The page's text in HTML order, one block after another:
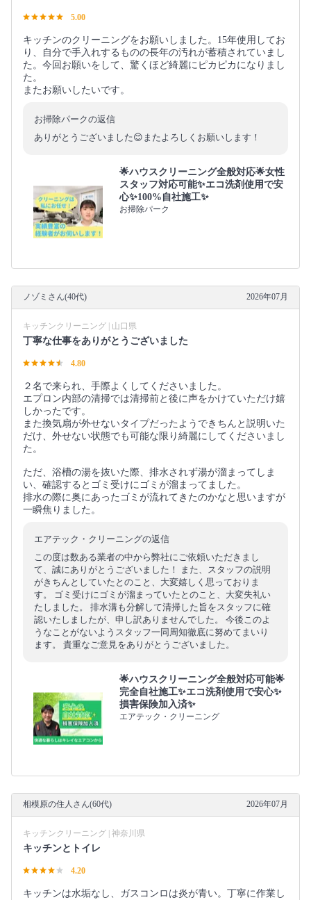
5.00
キッチンのクリーニングをお願いしました。15年使用してお
り、自分で手入れするものの長年の汚れが蓄積されていまし
た。今回お願いをして、驚くほど綺麗にピカピカになりまし
た。
またお願いしたいです。
お掃除パークの返信
ありがとうございました😊またよろしくお願いします！
🌟ハウスクリーニング全般対応🌟女性
スタッフ対応可能✨エコ洗剤使用で安
心✨100%自社施工✨
お掃除パーク
ノゾミさん(40代) 2026年07月
キッチンクリーニング | 山口県
丁寧な仕事をありがとうございました
4.80
２名で来られ、手際よくしてくださいました。
エプロン内部の清掃では清掃前と後に声をかけていただけ嬉
しかったです。
また換気扇が外せないタイプだったようできちんと説明いた
だけ、外せない状態でも可能な限り綺麗にしてくださいまし
た。
ただ、浴槽の湯を抜いた際、排水されず湯が溜まってしま
い、確認するとゴミ受けにゴミが溜まってました。
排水の際に奥にあったゴミが流れてきたのかなと思いますが
一瞬焦りました。
エアテック・クリーニングの返信
この度は数ある業者の中から弊社にご依頼いただきまし
て、誠にありがとうございました！ また、スタッフの説明
がきちんとしていたとのこと、大変嬉しく思っておりま
す。 ゴミ受けにゴミが溜まっていたとのこと、大変失礼い
たしました。 排水溝も分解して清掃した旨をスタッフに確
認いたしましたが、申し訳ありませんでした。 今後このよ
うなことがないようスタッフ一同周知徹底に努めてまいり
ます。 貴重なご意見をありがとうございました。
🌟ハウスクリーニング全般対応可能🌟
完全自社施工✨エコ洗剤使用で安心✨
損害保険加入済✨
エアテック・クリーニング
相模原の住人さん(60代) 2026年07月
キッチンクリーニング | 神奈川県
キッチンとトイレ
4.20
キッチンは水垢なし、ガスコンロは炎が青い。丁寧に作業し